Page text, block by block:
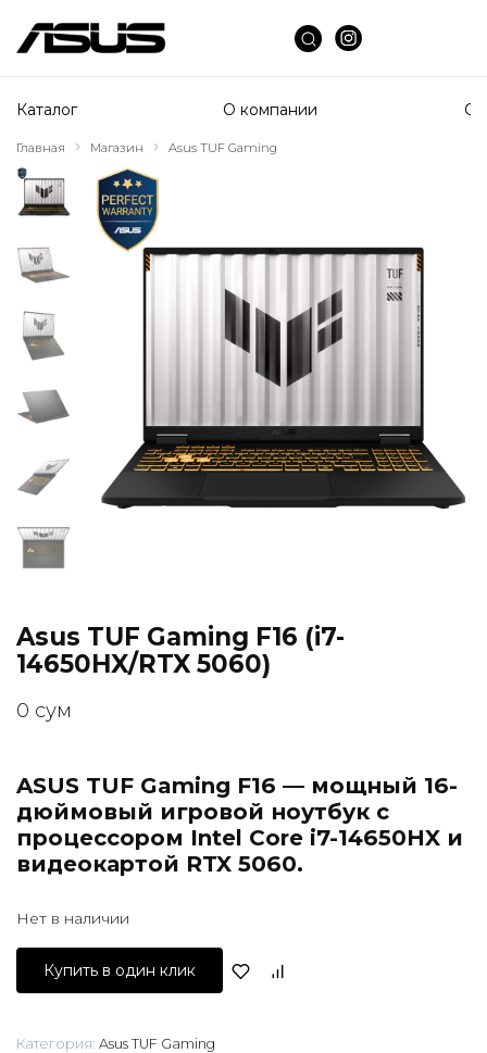
Каталог О компании
Главная Магазин Asus TUF Gaming
Asus TUF Gaming F16 (i7-
14650HX/RTX 5060)
0 сум
ASUS TUF Gaming F16 — мощный 16-
дюймовый игровой ноутбук с
процессором Intel Core i7-14650HX и
видеокартой RTX 5060.
Нет в наличии
Купить в один клик
Категория: Asus TUF Gaming